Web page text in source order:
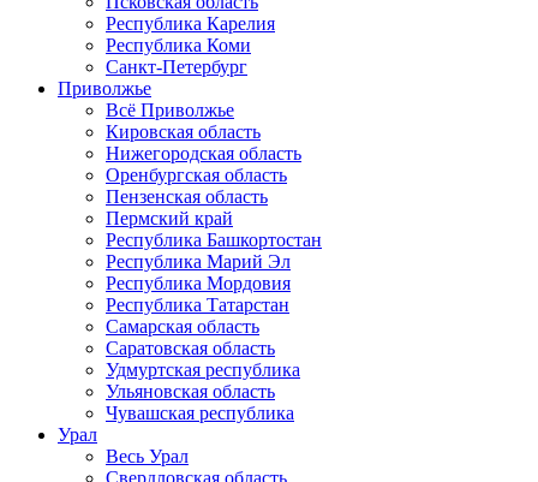
Республика Карелия
Республика Коми
Санкт-Петербург
Приволжье
Всё Приволжье
Кировская область
Нижегородская область
Оренбургская область
Пензенская область
Пермский край
Республика Башкортостан
Республика Марий Эл
Республика Мордовия
Республика Татарстан
Самарская область
Саратовская область
Удмуртская республика
Ульяновская область
Чувашская республика
Урал
Весь Урал
Свердловская область